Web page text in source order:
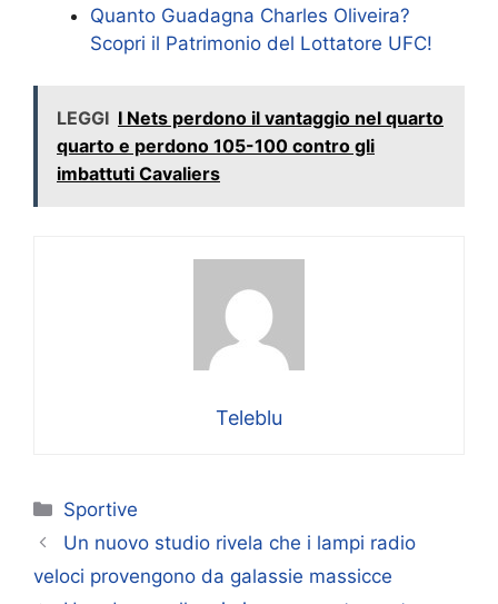
Quanto Guadagna Charles Oliveira?
Scopri il Patrimonio del Lottatore UFC!
LEGGI I Nets perdono il vantaggio nel quarto
quarto e perdono 105-100 contro gli
imbattuti Cavaliers
Teleblu
Categorie
Sportive
Un nuovo studio rivela che i lampi radio
veloci provengono da galassie massicce